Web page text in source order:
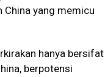
yang memicu
hanya bersifat
berpotensi